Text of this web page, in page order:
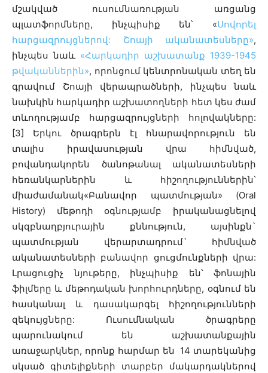
մշակված ուսումնառության առցանց
պլատֆորմները, ինչպիսիք են՝ «Սովորել
հարցազրույցներով: Շոայի ականատեսները»,
ինչպես նաև «Հարկադիր աշխատանք 1939-1945
թվականներին», որոնցում կենտրոնական տեղ են
գրավում Շոայի վերապրածների, ինչպես նաև
նախկին հարկադիր աշխատողների հետ կես ժամ
տևողությամբ հարցազրույցների հոլովակները:
[3] Երկու ծրագրերն էլ հնարավորություն են
տալիս իրավասության վրա հիմնված,
բովանդակորեն ծանոթանալ ականատեսների
հեռանկարներին և հիշողություններին՝
միաժամանակ«Բանավոր պատմության» (Oral
History) մեթոդի օգնությամբ իրականացնելով
սկզբնաղբյուրային ​քննություն, այսինքն`
պատմության վերարտադրում` հիմնված
ականատեսների բանավոր ցուցմունքների վրա:
Լրացուցիչ նյութերը, ինչպիսիք են՝ ֆոնային
ֆիլմերը և մեթոդական խորհուրդները, օգնում են
հասկանալ և դասակարգել հիշողությունների
զեկույցները: Ուսումնական ծրագրերը
պարունակում են աշխատանքային
առաջարկներ, որոնք հարմար են 14 տարեկանից
սկսած գիտելիքների տարբեր մակարդակներով